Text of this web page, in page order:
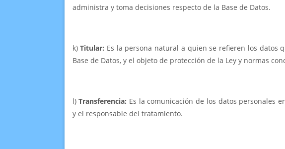
administra y toma decisiones respecto de la Base de Datos.
k)Titular: Es la persona natural a quien se refieren los datos
Base de Datos, y el objeto de protección de la Ley y normas
l)Transferencia: Es la comunicación de los datos personales
y el responsable del tratamiento.